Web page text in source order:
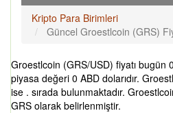
Kripto Para Birimleri
Güncel Groestlcoin (GRS)
Groestlcoin (GRS/USD) fiyatı bugün
piyasa değeri 0 ABD dolarıdır.
ise . sırada bulunmaktadır.
GRS olarak belirlenmiştir.